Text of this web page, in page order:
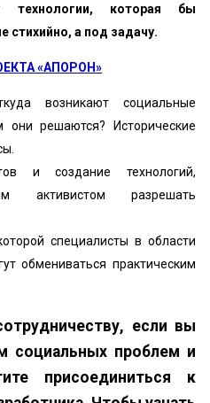
технологии, которая бы
стихийно, а под задачу.
«АПОРОН»
возникают социальные
решаются? Исторические
и создание технологий,
активистом разрешать
специалисты в области
обмениваться практическим
если вы
социальных проблем и
присоединиться к